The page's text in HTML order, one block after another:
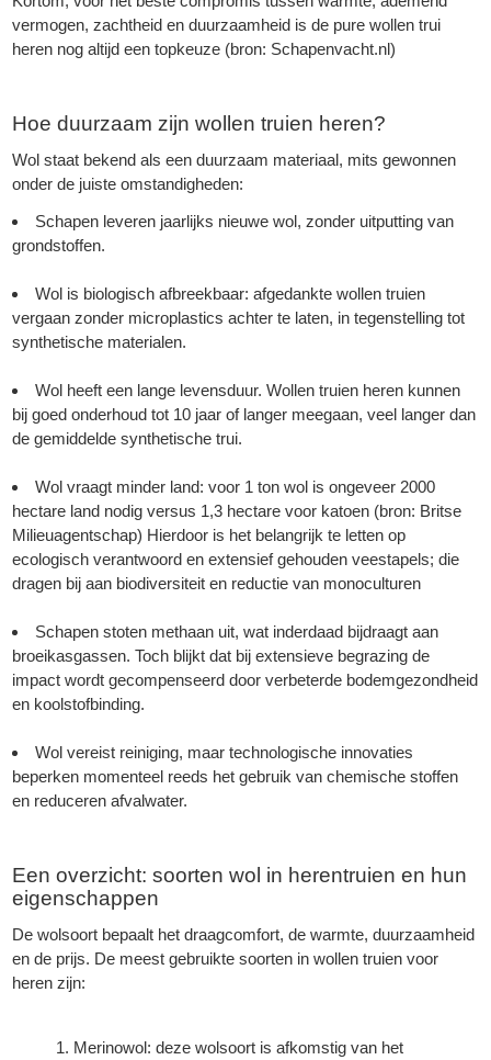
vermogen, zachtheid en duurzaamheid is de pure wollen trui
heren nog altijd een topkeuze (bron: Schapenvacht.nl)
Hoe duurzaam zijn wollen truien heren?
Wol staat bekend als een duurzaam materiaal, mits gewonnen
onder de juiste omstandigheden:
Schapen leveren jaarlijks nieuwe wol, zonder uitputting van
grondstoffen.
Wol is biologisch afbreekbaar: afgedankte wollen truien
vergaan zonder microplastics achter te laten, in tegenstelling tot
synthetische materialen.
Wol heeft een lange levensduur. Wollen truien heren kunnen
bij goed onderhoud tot 10 jaar of langer meegaan, veel langer dan
de gemiddelde synthetische trui.
Wol vraagt minder land: voor 1 ton wol is ongeveer 2000
hectare land nodig versus 1,3 hectare voor katoen (bron: Britse
Milieuagentschap) Hierdoor is het belangrijk te letten op
ecologisch verantwoord en extensief gehouden veestapels; die
dragen bij aan biodiversiteit en reductie van monoculturen
Schapen stoten methaan uit, wat inderdaad bijdraagt aan
broeikasgassen. Toch blijkt dat bij extensieve begrazing de
impact wordt gecompenseerd door verbeterde bodemgezondheid
en koolstofbinding.
Wol vereist reiniging, maar technologische innovaties
beperken momenteel reeds het gebruik van chemische stoffen
en reduceren afvalwater.
Een overzicht: soorten wol in herentruien en hun
eigenschappen
De wolsoort bepaalt het draagcomfort, de warmte, duurzaamheid
en de prijs. De meest gebruikte soorten in wollen truien voor
heren zijn:
Merinowol: deze wolsoort is afkomstig van het